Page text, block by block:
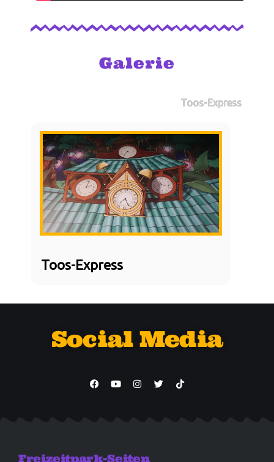
Galerie
Toos-Express
Toos-Express
Social Media
Freizeitpark-Seiten